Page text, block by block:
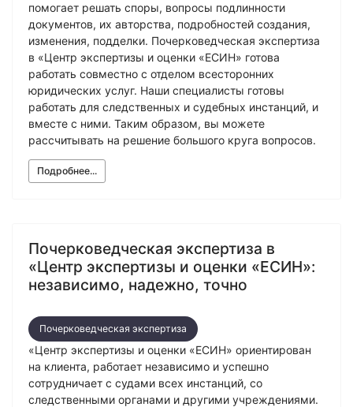
Исследования на полиграфе
Комплексная экспертиза
Геммологическая экспертиза (ювелирная)
Заключение эксперта на иностранном языке
Приемка квартиры
помогает решать споры, вопросы подлинности
документов, их авторства, подробностей создания,
изменения, подделки. Почерковедческая экспертиза
в «Центр экспертизы и оценки «ЕСИН» готова
работать совместно с отделом всесторонних
юридических услуг. Наши специалисты готовы
работать для следственных и судебных инстанций, и
вместе с ними. Таким образом, вы можете
рассчитывать на решение большого круга вопросов.
Подробнее...
Почерковедческая экспертиза в
«Центр экспертизы и оценки «ЕСИН»:
независимо, надежно, точно
Почерковедческая экспертиза
«Центр экспертизы и оценки «ЕСИН» ориентирован
на клиента, работает независимо и успешно
сотрудничает с судами всех инстанций, со
следственными органами и другими учреждениями.